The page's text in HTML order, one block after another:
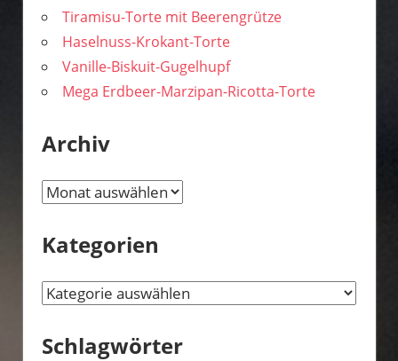
Tiramisu-Torte mit Beerengrütze
Haselnuss-Krokant-Torte
Vanille-Biskuit-Gugelhupf
Mega Erdbeer-Marzipan-Ricotta-Torte
Archiv
Archiv
Kategorien
Kategorien
Schlagwörter